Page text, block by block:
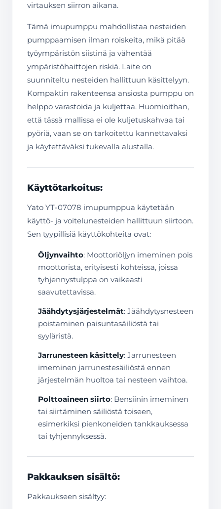
virtauksen siirron aikana.
Tämä imupumppu mahdollistaa nesteiden
pumppaamisen ilman roiskeita, mikä pitää
työympäristön siistinä ja vähentää
ympäristöhaittojen riskiä. Laite on
suunniteltu nesteiden hallittuun käsittelyyn.
Kompaktin rakenteensa ansiosta pumppu on
helppo varastoida ja kuljettaa. Huomioithan,
että tässä mallissa ei ole kuljetuskahvaa tai
pyöriä, vaan se on tarkoitettu kannettavaksi
ja käytettäväksi tukevalla alustalla.
Käyttötarkoitus:
Yato YT-07078 imupumppua käytetään
käyttö- ja voitelunesteiden hallittuun siirtoon.
Sen tyypillisiä käyttökohteita ovat:
Öljynvaihto: Moottoriöljyn imeminen pois
moottorista, erityisesti kohteissa, joissa
tyhjennystulppa on vaikeasti
saavutettavissa.
Jäähdytysjärjestelmät: Jäähdytysnesteen
poistaminen paisuntasäiliöstä tai
syyläristä.
Jarrunesteen käsittely: Jarrunesteen
imeminen jarrunestesäiliöstä ennen
järjestelmän huoltoa tai nesteen vaihtoa.
Polttoaineen siirto: Bensiinin imeminen
tai siirtäminen säiliöstä toiseen,
esimerkiksi pienkoneiden tankkauksessa
tai tyhjennyksessä.
Pakkauksen sisältö:
Pakkaukseen sisältyy: